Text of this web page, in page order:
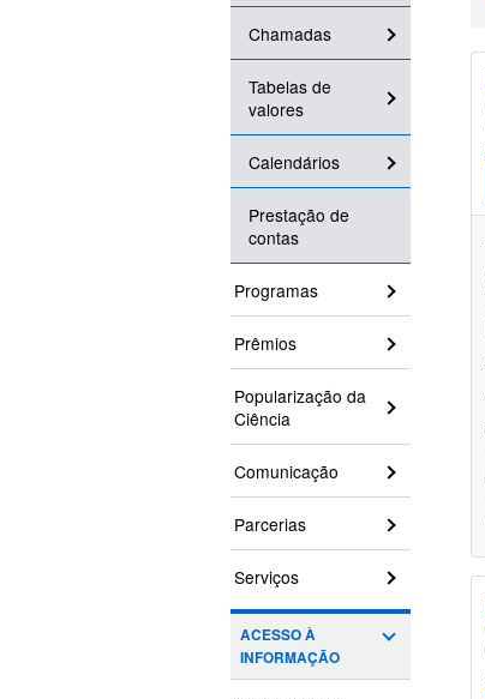
Chamadas
Tabelas de
valores
Calendários
Prestação de
contas
Programas
Prêmios
Popularização da
Ciência
Comunicação
Parcerias
Serviços
ACESSO À
INFORMAÇÃO